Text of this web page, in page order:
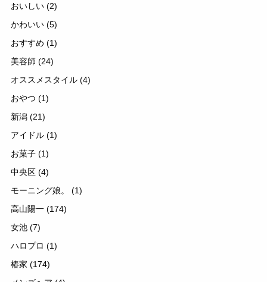
おいしい (2)
かわいい (5)
おすすめ (1)
美容師 (24)
オススメスタイル (4)
おやつ (1)
新潟 (21)
アイドル (1)
お菓子 (1)
中央区 (4)
モーニング娘。 (1)
高山陽一 (174)
女池 (7)
ハロプロ (1)
椿家 (174)